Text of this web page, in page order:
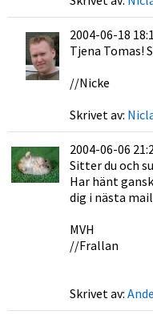
2004-06-18
Tjena Tomas!
//Nicke
Skrivet av:
2004-06-06
Sitter du och
Har hänt
dig i nästa
MVH
//Frallan
Skrivet av: